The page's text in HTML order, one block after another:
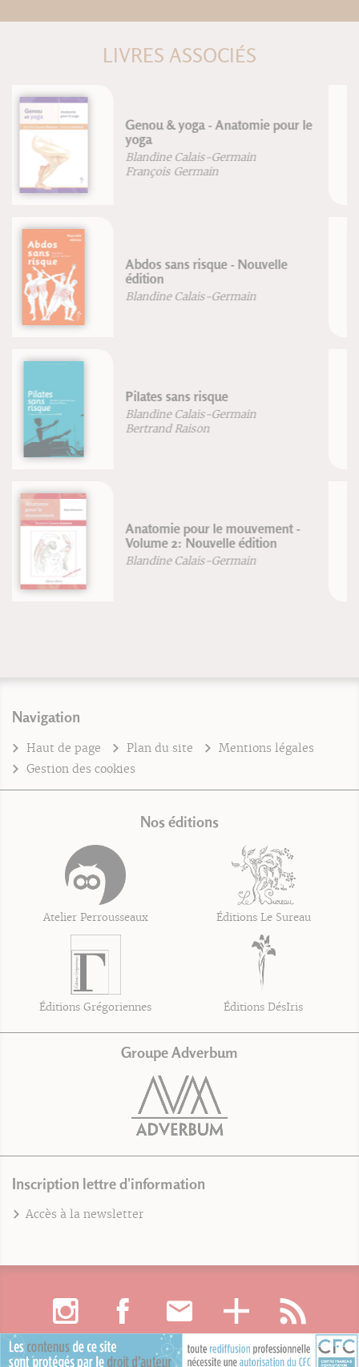
LIVRES ASSOCIÉS
Rééducation en résistance
progressive
Blandine Calais-Germain
José Curraladas
Corriger le pied (nouvelle édition)
Frédéric Brigaud
Améliorer sa posture
Frédéric Brigaud
Respiration
Blandine Calais-Germain
Navigation
Haut de page Plan du site
Mentions légales
Gestion des cookies
Nos éditions
Atelier Perrousseaux Éditions Le Sureau
Éditions Grégoriennes Éditions DésIris
Groupe Adverbum
Inscription lettre d'information
Accès à la newsletter